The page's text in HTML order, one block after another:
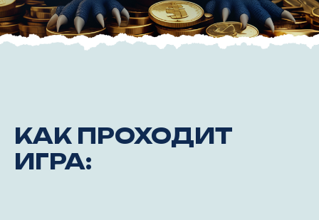
КАК ПРОХОДИТ
ИГРА: